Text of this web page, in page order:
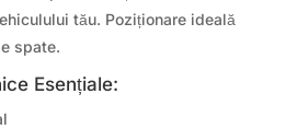
tău. Poziționare ideală
spate.
Esențiale: